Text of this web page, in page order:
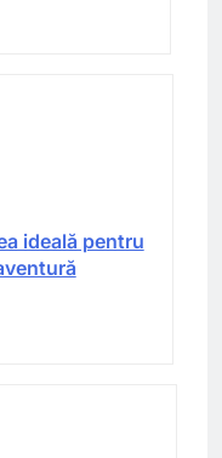
ideală pentru